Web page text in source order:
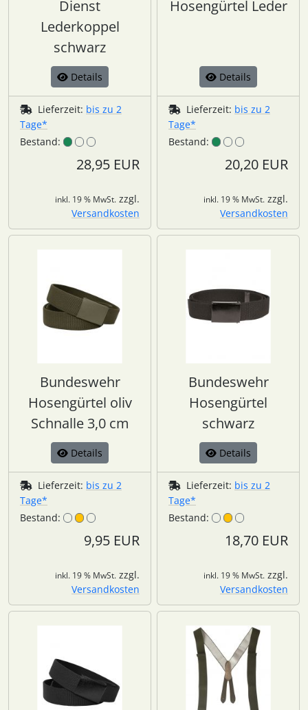
Dienst
Lederkoppel
schwarz
Details
Lieferzeit: bis zu 2
Tage*
Bestand:
28,95 EUR
inkl. 19 % MwSt. zzgl.
Versandkosten
Hosengürtel Leder
Details
Lieferzeit: bis zu 2
Tage*
Bestand:
20,20 EUR
inkl. 19 % MwSt. zzgl.
Versandkosten
Bundeswehr
Hosengürtel oliv
Schnalle 3,0 cm
Details
Lieferzeit: bis zu 2
Tage*
Bestand:
9,95 EUR
inkl. 19 % MwSt. zzgl.
Versandkosten
Bundeswehr
Hosengürtel
schwarz
Details
Lieferzeit: bis zu 2
Tage*
Bestand:
18,70 EUR
inkl. 19 % MwSt. zzgl.
Versandkosten